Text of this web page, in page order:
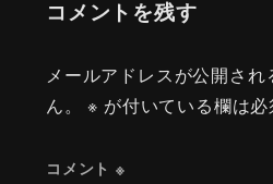
コメントを残す
メールアドレスが公開さ
ん。
※ が付いている欄は
コメント ※